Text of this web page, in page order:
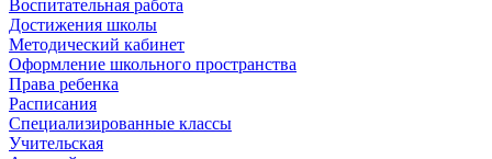
Воспитательная работа
Достижения школы
Методический кабинет
Оформление школьного пространства
Права ребенка
Расписания
Специализированные классы
Учительская